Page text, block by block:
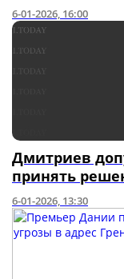
6-01-2026, 16:00
Дмитриев
принять
6-01-2026, 13:30